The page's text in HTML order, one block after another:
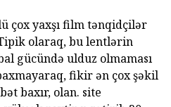
çox yaxşı film tənqidçilər
olaraq, bu lentlərin
gücündə ulduz olmaması
fikir ən çox şəkil
baxır, olan. site